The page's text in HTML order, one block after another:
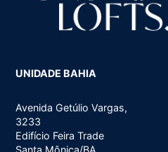
UNIDADE BAHIA
Avenida Getúlio Vargas,
3233
Edifício Feira Trade
Santa Mônica/BA